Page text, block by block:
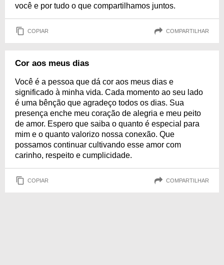
você e por tudo o que compartilhamos juntos.
COPIAR COMPARTILHAR
Cor aos meus dias
Você é a pessoa que dá cor aos meus dias e
significado à minha vida. Cada momento ao seu lado
é uma bênção que agradeço todos os dias. Sua
presença enche meu coração de alegria e meu peito
de amor. Espero que saiba o quanto é especial para
mim e o quanto valorizo nossa conexão. Que
possamos continuar cultivando esse amor com
carinho, respeito e cumplicidade.
COPIAR COMPARTILHAR